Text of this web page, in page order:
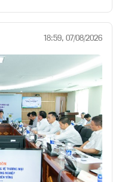
18:59, 07/08/2026